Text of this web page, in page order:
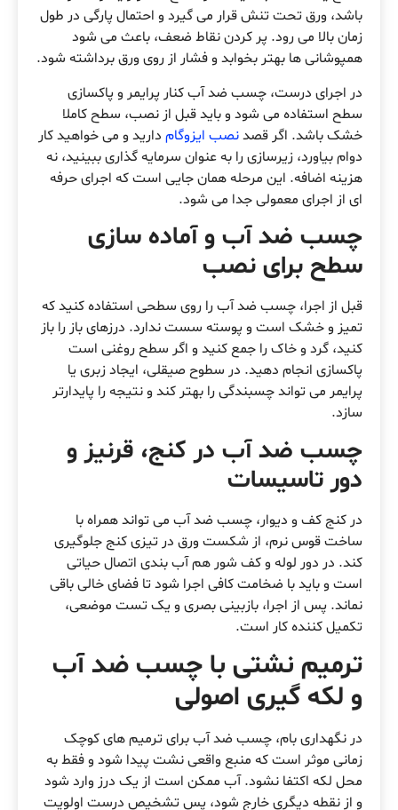
باشد، ورق تحت تنش قرار می گیرد و احتمال پارگی در طول
زمان بالا می رود. پر کردن نقاط ضعف، باعث می شود
همپوشانی ها بهتر بخوابد و فشار از روی ورق برداشته شود.
در اجرای درست، چسب ضد آب کنار پرایمر و پاکسازی
سطح استفاده می شود و باید قبل از نصب، سطح کاملا
خشک باشد. اگر قصدنصب ایزوگام دارید و می خواهید کار
دوام بیاورد، زیرسازی را به عنوان سرمایه گذاری ببینید، نه
هزینه اضافه. این مرحله همان جایی است که اجرای حرفه
ای از اجرای معمولی جدا می شود.
چسب ضد آب و آماده سازی
سطح برای نصب
قبل از اجرا، چسب ضد آب را روی سطحی استفاده کنید که
تمیز و خشک است و پوسته سست ندارد. درزهای باز را باز
کنید، گرد و خاک را جمع کنید و اگر سطح روغنی است
پاکسازی انجام دهید. در سطوح صیقلی، ایجاد زبری یا
پرایمر می تواند چسبندگی را بهتر کند و نتیجه را پایدارتر
سازد.
چسب ضد آب در کنج، قرنیز و
دور تاسیسات
در کنج کف و دیوار، چسب ضد آب می تواند همراه با
ساخت قوس نرم، از شکست ورق در تیزی کنج جلوگیری
کند. در دور لوله و کف شور هم آب بندی اتصال حیاتی
است و باید با ضخامت کافی اجرا شود تا فضای خالی باقی
نماند. پس از اجرا، بازبینی بصری و یک تست موضعی،
تکمیل کننده کار است.
ترمیم نشتی با چسب ضد آب
و لکه گیری اصولی
در نگهداری بام، چسب ضد آب برای ترمیم های کوچک
زمانی موثر است که منبع واقعی نشت پیدا شود و فقط به
محل لکه اکتفا نشود. آب ممکن است از یک درز وارد شود
و از نقطه دیگری خارج شود، پس تشخیص درست اولویت